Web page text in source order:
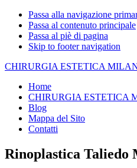
Passa alla navigazione
Passa al contenuto principale
Passa al piè di pagina
Skip to footer navigation
CHIRURGIA ESTETICA
Home
CHIRURGIA ESTETICA
Blog
Mappa del Sito
Contatti
Rinoplastica Taliedo